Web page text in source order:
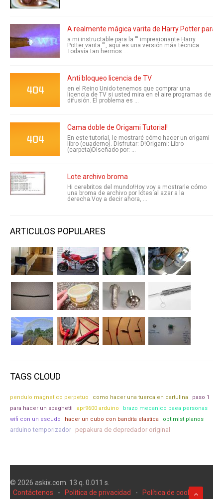
A realmente mágica varita de Harry Potter para
a mi instructable para la ''' impresionante Harry
Potter varita ''', aquí es una versión más técnica.
Todavía tan hermos ...
Anti bloqueo licencia de TV
en el Reino Unido tenemos que comprar una
licencia de TV si usted mira en el aire programas de
difusión. El problema es ...
Cama doble de Origami Tutorial!
En este tutorial, le mostraré cómo hacer un origami
libro (cuaderno). Disfrutar: D!Origami: Libro
(carpeta)Diseñado por: ...
Lote archivo broma
Hi cerebritos del mundo!Hoy voy a mostrarle cómo
una broma de archivo por lotes al azar a la
derecha.Voy a decir ahora, ...
ARTICULOS POPULARES
TAGS CLOUD
pendulo magnetico perpetuo como hacer una tuerca en cartulina
paso 1
para hacer un spaghetti
apr9600 arduino
brazo mecanico paea personas
wifi con un escudo
hacer un cubo con bandita elastica optimist planos
arduino temporizador pepakura de depredador original
© 2026 askix.com. 13 q. 0.011 s.
Contáctenos
- Política de privacidad - Política de cookies